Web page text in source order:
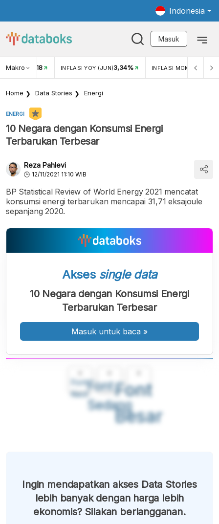
Indonesia
Masuk
Makro
USD/IDR 18 INFLASI YOY (JUN)3,34% INFLASI MOM (JUN)
Home Data Stories Energi
ENERGI
10 Negara dengan Konsumsi Energi
Terbarukan Terbesar
Reza Pahlevi
12/11/2021 11:10 WIB
BP Statistical Review of World Energy 2021 mencatat
konsumsi energi terbarukan mencapai 31,71 eksajoule
sepanjang 2020.
Font
Kecil
Font
Sedang
Font
Besar
Akses single data
10 Negara dengan Konsumsi Energi
Terbarukan Terbesar
Masuk untuk baca »
Ingin mendapatkan akses Data Stories
lebih banyak dengan harga lebih
ekonomis? Silakan berlangganan.